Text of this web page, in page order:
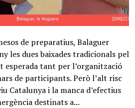
de preparatius, Balaguer
les dues baixades tradicionals pel
esperada tant per l’organització
de participants. Però l’alt risc
Catalunya i la manca d’efectius
destinats a...